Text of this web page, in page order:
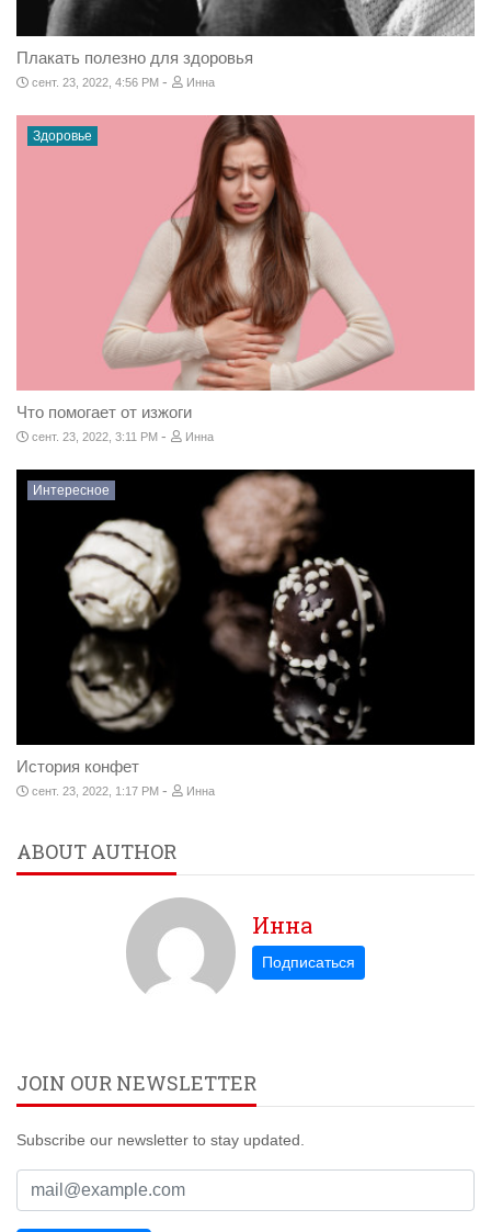
Плакать полезно для здоровья
сент. 23, 2022, 4:56 PM - Инна
Здоровье
Что помогает от изжоги
сент. 23, 2022, 3:11 PM - Инна
Интересное
История конфет
сент. 23, 2022, 1:17 PM - Инна
ABOUT AUTHOR
Инна
JOIN OUR NEWSLETTER
Subscribe our newsletter to stay updated.